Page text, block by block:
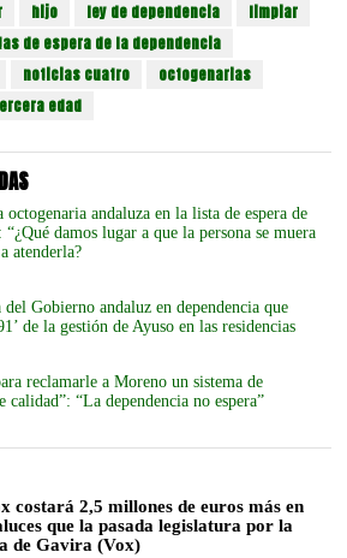
hijo ley de dependencia
limpiar
de espera de la dependencia
noticias cuatro
octogenarias
edad
andaluza en la lista de espera de
damos lugar a que la persona se muera
atenderla?
Gobierno andaluz en dependencia que
de la gestión de Ayuso en las residencias
reclamarle a Moreno un sistema de
calidad”: “La dependencia no espera”
costará 2,5 millones de euros más en
que la pasada legislatura por la
de Gavira (Vox)